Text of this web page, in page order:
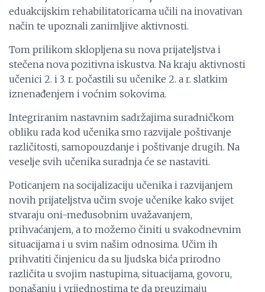
eduakcijskim rehabilitatoricama učili na inovativan
način te upoznali zanimljive aktivnosti.
Tom prilikom sklopljena su nova prijateljstva i
stečena nova pozitivna iskustva. Na kraju aktivnosti
učenici 2. i 3. r. počastili su učenike 2. a r. slatkim
iznenađenjem i voćnim sokovima.
Integriranim nastavnim sadržajima suradničkom
obliku rada kod učenika smo razvijale poštivanje
različitosti, samopouzdanje i poštivanje drugih. Na
veselje svih učenika suradnja će se nastaviti.
Poticanjem na socijalizaciju učenika i razvijanjem
novih prijateljstva učim svoje učenike kako svijet
stvaraju oni-međusobnim uvažavanjem,
prihvaćanjem, a to možemo činiti u svakodnevnim
situacijama i u svim našim odnosima. Učim ih
prihvatiti činjenicu da su ljudska bića prirodno
različita u svojim nastupima, situacijama, govoru,
ponašanju i vrijednostima te da preuzimaju